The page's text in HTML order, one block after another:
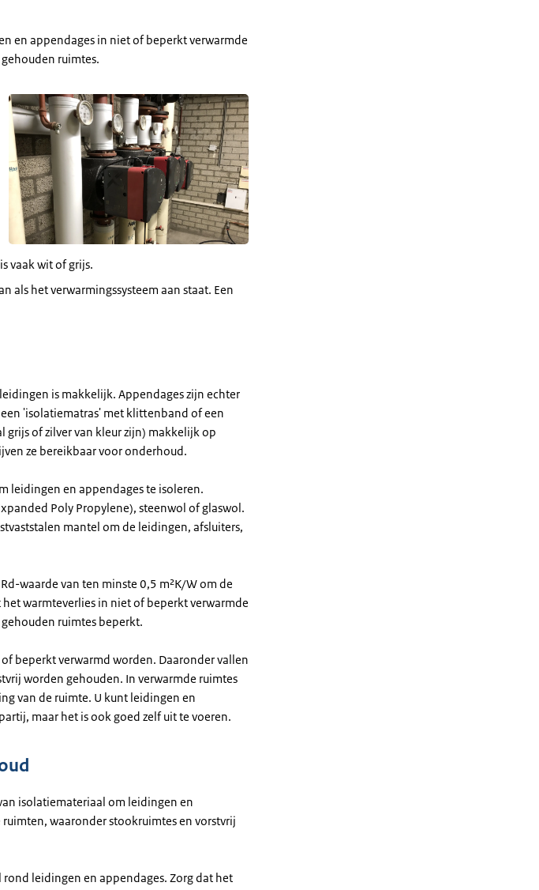
en appendages in niet of beperkt verwarmde
ruimtes.
vaak wit of grijs.
als het verwarmingssysteem aan staat. Een
is makkelijk. Appendages zijn echter
'isolatiematras' met klittenband of een
grijs of zilver van kleur zijn) makkelijk op
ze bereikbaar voor onderhoud.
leidingen en appendages te isoleren.
Poly Propylene), steenwol of glaswol.
mantel om de leidingen, afsluiters,
waarde van ten minste 0,5 m²K/W om de
warmteverlies in niet of beperkt verwarmde
ruimtes beperkt.
beperkt verwarmd worden. Daaronder vallen
worden gehouden. In verwarmde ruimtes
van de ruimte. U kunt leidingen en
maar het is ook goed zelf uit te voeren.
isolatiemateriaal om leidingen en
waaronder stookruimtes en vorstvrij
leidingen en appendages. Zorg dat het